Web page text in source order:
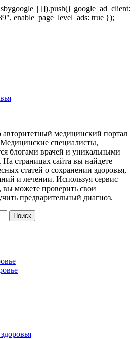
|| []).push({ google_ad_client:
enable_page_level_ads: true });
медицинский портал
специалисты,
блогами врачей и уникальными
страницах сайта вы найдете
статей о сохранении здоровья,
и лечении. Используя сервис
вы можете проверить свои
предварительный диагноз.